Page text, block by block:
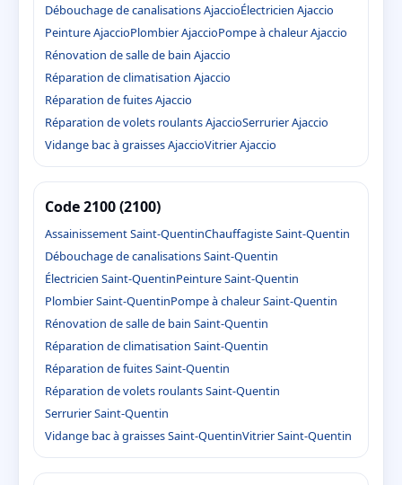
Débouchage de canalisations AjaccioÉlectricien Ajaccio
Peinture AjaccioPlombier AjaccioPompe à chaleur Ajaccio
Rénovation de salle de bain Ajaccio
Réparation de climatisation Ajaccio
Réparation de fuites Ajaccio
Réparation de volets roulants AjaccioSerrurier Ajaccio
Vidange bac à graisses AjaccioVitrier Ajaccio
Code 2100 (2100)
Assainissement Saint-QuentinChauffagiste Saint-Quentin
Débouchage de canalisations Saint-Quentin
Électricien Saint-QuentinPeinture Saint-Quentin
Plombier Saint-QuentinPompe à chaleur Saint-Quentin
Rénovation de salle de bain Saint-Quentin
Réparation de climatisation Saint-Quentin
Réparation de fuites Saint-Quentin
Réparation de volets roulants Saint-Quentin
Serrurier Saint-Quentin
Vidange bac à graisses Saint-QuentinVitrier Saint-Quentin